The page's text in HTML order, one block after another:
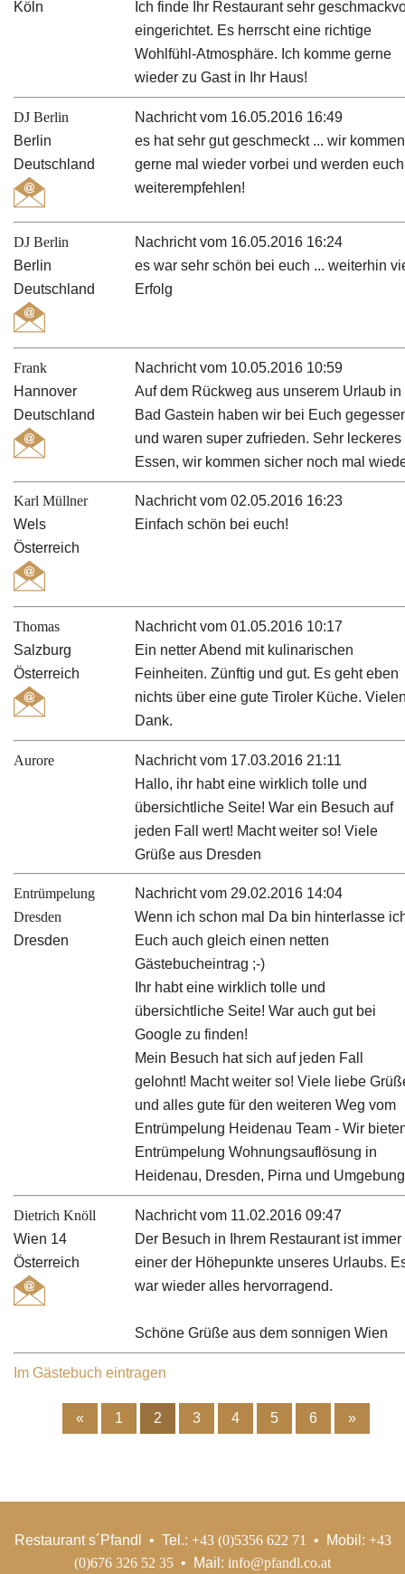
Köln
Ich finde Ihr Restaurant sehr
eingerichtet. Es herrscht eine richtige
Wohlfühl-Atmosphäre. Ich komme gerne
wieder zu Gast in Ihr Haus!
DJ Berlin
Berlin
Deutschland
Nachricht vom 16.05.2016 16:49
es hat sehr gut geschmeckt ... wir kommen
gerne mal wieder vorbei und werden euch
weiterempfehlen!
DJ Berlin
Berlin
Deutschland
Nachricht vom 16.05.2016 16:24
es war sehr schön bei euch ... weiterhin
Erfolg
Frank
Hannover
Deutschland
Nachricht vom 10.05.2016 10:59
Auf dem Rückweg aus unserem Urlaub in
Bad Gastein haben wir bei Euch
und waren super zufrieden. Sehr leckeres
Essen, wir kommen sicher noch mal
Karl Müllner
Wels
Österreich
Nachricht vom 02.05.2016 16:23
Einfach schön bei euch!
Thomas
Salzburg
Österreich
Nachricht vom 01.05.2016 10:17
Ein netter Abend mit kulinarischen
Feinheiten. Zünftig und gut. Es geht eben
nichts über eine gute Tiroler Küche.
Dank.
Aurore
Nachricht vom 17.03.2016 21:11
Hallo, ihr habt eine wirklich tolle und
übersichtliche Seite! War ein Besuch auf
jeden Fall wert! Macht weiter so! Viele
Grüße aus Dresden
Entrümpelung
Dresden
Dresden
Nachricht vom 29.02.2016 14:04
Wenn ich schon mal Da bin hinterlasse
Euch auch gleich einen netten
Gästebucheintrag ;-)
Ihr habt eine wirklich tolle und
übersichtliche Seite! War auch gut bei
Google zu finden!
Mein Besuch hat sich auf jeden Fall
gelohnt! Macht weiter so! Viele liebe
und alles gute für den weiteren Weg vom
Entrümpelung Heidenau Team - Wir
Entrümpelung Wohnungsauflösung in
Heidenau, Dresden, Pirna und
Dietrich Knöll
Wien 14
Österreich
Nachricht vom 11.02.2016 09:47
Der Besuch in Ihrem Restaurant ist immer
einer der Höhepunkte unseres Urlaubs.
war wieder alles hervorragend.
Schöne Grüße aus dem sonnigen Wien
Im Gästebuch eintragen
« 1 2 3 4 5 6 »
Restaurant s´Pfandl • Tel.: +43 (0)5356 622 71 • Mobil: +43
(0)676 326 52 35 • Mail: info@pfandl.co.at